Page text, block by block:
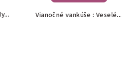
Vianočné vankúše : Veselé...